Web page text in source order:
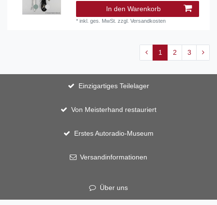
In den Warenkorb
*inkl. ges. MwSt. zzgl.Versandkosten
1 2 3
Einzigartiges Teilelager
Von Meisterhand restauriert
Erstes Autoradio-Museum
Versandinformationen
Über uns